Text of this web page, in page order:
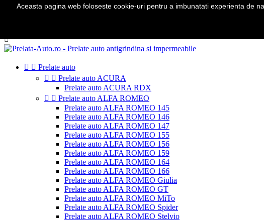
Telefon:0724 571 115

  Prelate auto
  Prelate auto ACURA
Prelate auto ACURA RDX
  Prelate auto ALFA ROMEO
Prelate auto ALFA ROMEO 145
Prelate auto ALFA ROMEO 146
Prelate auto ALFA ROMEO 147
Prelate auto ALFA ROMEO 155
Prelate auto ALFA ROMEO 156
Prelate auto ALFA ROMEO 159
Prelate auto ALFA ROMEO 164
Prelate auto ALFA ROMEO 166
Prelate auto ALFA ROMEO Giulia
Prelate auto ALFA ROMEO GT
Prelate auto ALFA ROMEO MiTo
Prelate auto ALFA ROMEO Spider
Prelate auto ALFA ROMEO Stelvio
Aceasta pagina web foloseste cookie-uri pentru a imbunatati experienta de